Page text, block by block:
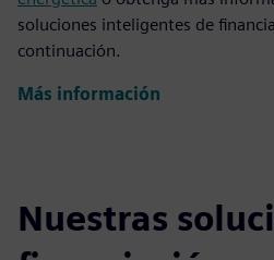
Explore nuestrosoluciones
energética
o obtenga más